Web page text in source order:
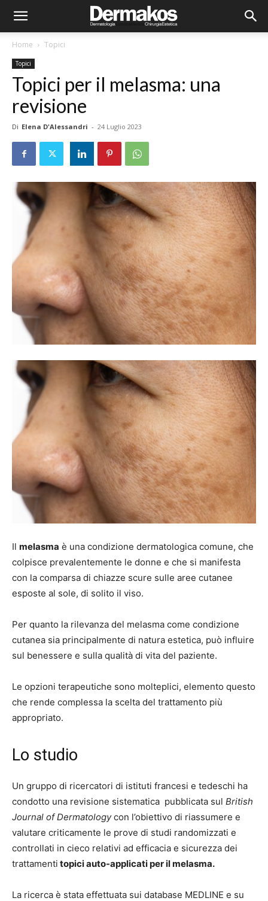
Home Topici
Topici
Topici per il melasma: una
revisione
Di Elena D'Alessandri - 24 Luglio 2023
Il melasma è una condizione dermatologica comune, che
colpisce prevalentemente le donne e che si manifesta
con la comparsa di chiazze scure sulle aree cutanee
esposte al sole, di solito il viso.
Per quanto la rilevanza del melasma come condizione
cutanea sia principalmente di natura estetica, può influire
sul benessere e sulla qualità di vita del paziente.
Le opzioni terapeutiche sono molteplici, elemento questo
che rende complessa la scelta del trattamento più
appropriato.
Lo studio
Un gruppo di ricercatori di istituti francesi e tedeschi ha
condotto una revisione sistematica pubblicata sul British
Journal of Dermatologycon l’obiettivo di riassumere e
valutare criticamente le prove di studi randomizzati e
controllati in cieco relativi ad efficacia e sicurezza dei
trattamenti topici auto-applicati per il melasma.
La ricerca è stata effettuata sui database MEDLINE e su